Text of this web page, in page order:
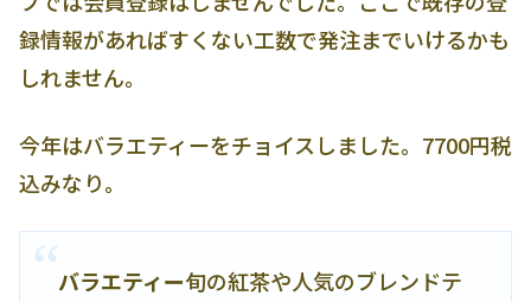
録情報があればすくない工数で発注までいけるかも
しれません。
今年はバラエティーをチョイスしました。7700円税
込みなり。
バラエティー旬の紅茶や人気のブレンドテ